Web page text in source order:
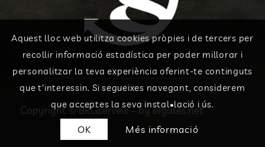
Copyright © BRGserveis – byergates.net
Aquest lloc web utilitza cookies pròpies i de tercers per
recollir informació estadística per poder millorar i
personalitzar la teva experiència oferint-te continguts
que t'interessin. Si segueixes navegant, considerem
que acceptes la seva instal•lació i ús.
OK Més informació